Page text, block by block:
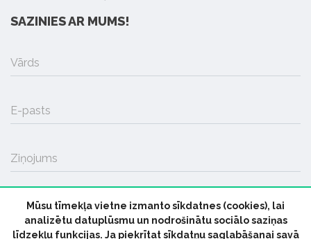
SAZINIES AR MUMS!
Vārds
E-pasts
Ziņojums
SŪTĪT
Mūsu tīmekļa vietne izmanto sīkdatnes (cookies), lai
analizētu datuplūsmu un nodrošinātu sociālo saziņas
līdzekļu funkcijas. Ja piekrītat sīkdatņu saglabāšanai savā